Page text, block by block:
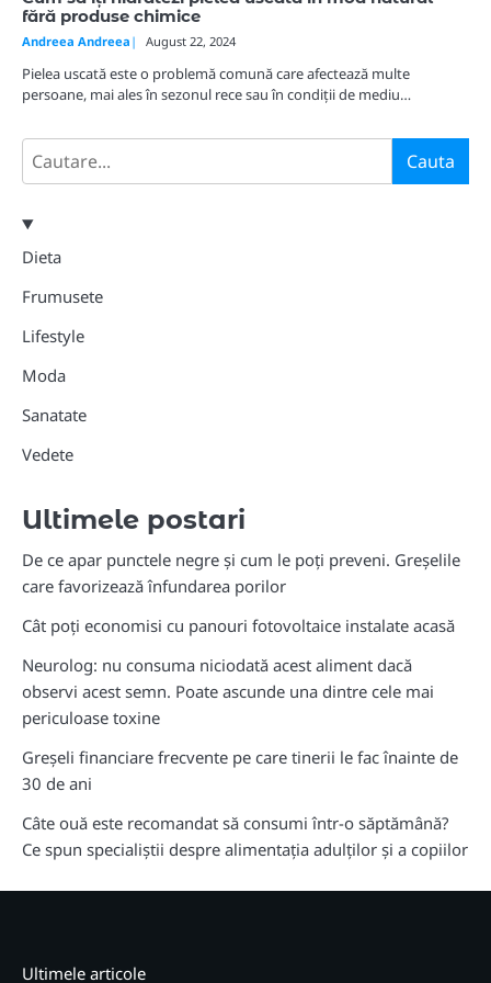
fără produse chimice
Andreea Andreea August 22, 2024
Pielea uscată este o problemă comună care afectează multe
persoane, mai ales în sezonul rece sau în condiții de mediu…
Search Cauta
Dieta
Frumusete
Lifestyle
Moda
Sanatate
Vedete
Ultimele postari
De ce apar punctele negre și cum le poți preveni. Greșelile
care favorizează înfundarea porilor
Cât poți economisi cu panouri fotovoltaice instalate acasă
Neurolog: nu consuma niciodată acest aliment dacă
observi acest semn. Poate ascunde una dintre cele mai
periculoase toxine
Greșeli financiare frecvente pe care tinerii le fac înainte de
30 de ani
Câte ouă este recomandat să consumi într-o săptămână?
Ce spun specialiștii despre alimentația adulților și a copiilor
Ultimele articole